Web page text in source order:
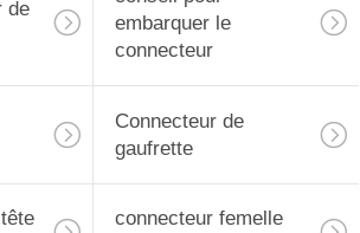
câbler le
de
embarquer le
connecteur
Connecteur de
gaufrette
connecteur femelle